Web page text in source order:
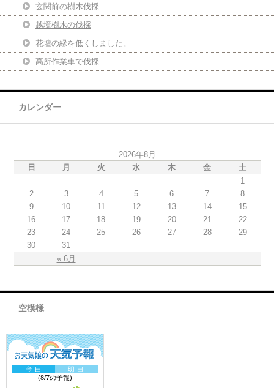
玄関前の樹木伐採
越境樹木の伐採
花壇の縁を低くしました。
高所作業車で伐採
カレンダー
2026年8月
日
月 火 水 木 金 土
« 6月
1
2
3 4 5 6 7
8
9
10 11 12 13 14
15
16
17 18 19 20 21
22
23
24 25 26 27 28
29
30
31
空模様